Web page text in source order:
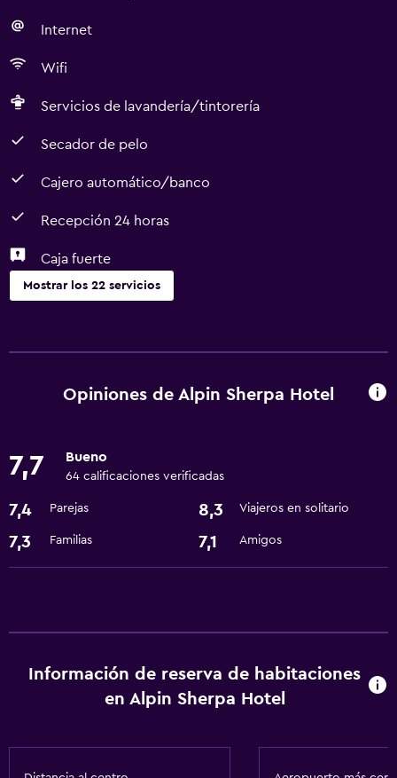
Internet
Wifi
Servicios de lavandería/tintorería
Secador de pelo
Cajero automático/banco
Recepción 24 horas
Caja fuerte
Mostrar los 22 servicios
Cajero automático/banco
Recepción 24 horas
Comedor
Restaurante
Nevera
Servicios básicos
Opiniones de Alpin Sherpa Hotel
7,7 Bueno
64 calificaciones verificadas
7,4 Parejas 8,3 Viajeros en solitario
7,3 Familias 7,1 Amigos
Información de reserva de habitaciones
en Alpin Sherpa Hotel